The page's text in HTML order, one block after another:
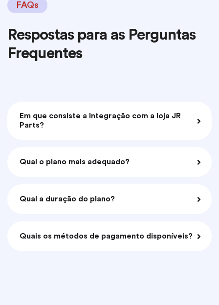
FAQs
Respostas para as Perguntas
Frequentes
Em que consiste a Integração com a loja JR
Parts?
Qual o plano mais adequado?
Qual a duração do plano?
Quais os métodos de pagamento disponíveis?